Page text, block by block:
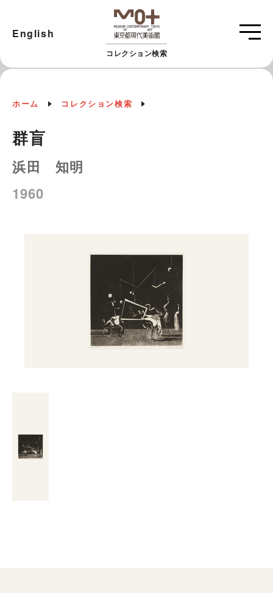
コレクション検索
English
ホーム コレクション検索
群盲
浜田 知明
1960